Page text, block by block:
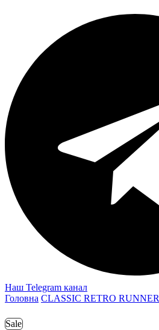
Наш Telegram канал
Головна CLASSIC RETRO RUNNER
Sale